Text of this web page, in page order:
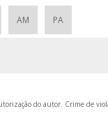
AM PA
do autor. Crime de